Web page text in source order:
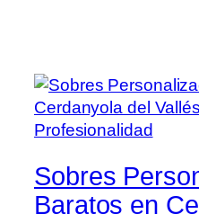
Sobres
Baratos en